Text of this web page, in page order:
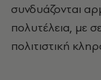
συνδυάζονται
πολυτέλεια, με
πολιτιστική